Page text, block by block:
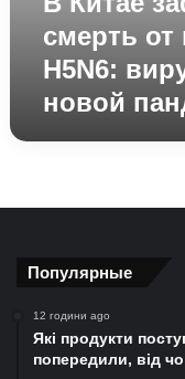
смерть от
H5N6:
новой
Популярные
12 години ago
Які продукти
попередили, від